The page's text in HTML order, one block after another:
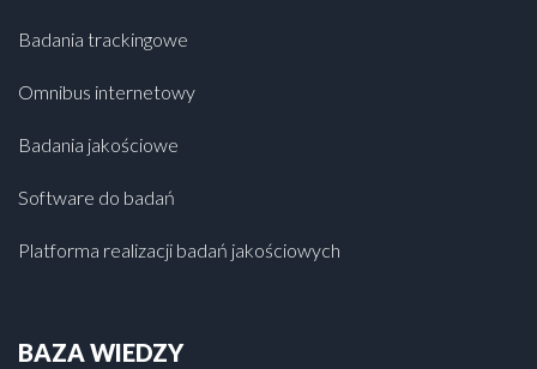
Badania trackingowe
Omnibus internetowy
Badania jakościowe
Software do badań
Platforma realizacji badań jakościowych
BAZA WIEDZY